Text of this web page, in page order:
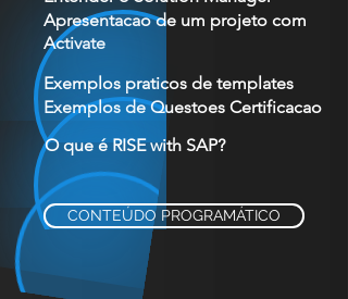
Apresentacao de um projeto com
Activate
Exemplos praticos de templates
Exemplos de Questoes Certificacao
O que é RISE with SAP?
CONTEÚDO PROGRAMÁTICO